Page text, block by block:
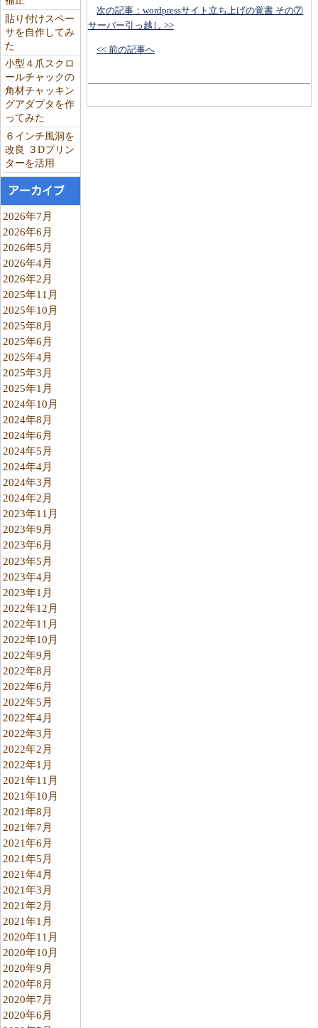
貼り付けスペー
サを自作してみ
た
小型４爪スクロ
ールチャックの
角材チャッキン
グアダプタを作
ってみた
６インチ風洞を
改良 ３Dプリン
ターを活用
アーカイブ
2026年7月
2026年6月
2026年5月
2026年4月
2026年2月
2025年11月
2025年10月
2025年8月
2025年6月
2025年4月
2025年3月
2025年1月
2024年10月
2024年8月
2024年6月
2024年5月
2024年4月
2024年3月
2024年2月
2023年11月
2023年9月
2023年6月
2023年5月
2023年4月
2023年1月
2022年12月
2022年11月
2022年10月
2022年9月
2022年8月
2022年6月
2022年5月
2022年4月
2022年3月
2022年2月
2022年1月
2021年11月
2021年10月
2021年8月
2021年7月
2021年6月
2021年5月
2021年4月
2021年3月
2021年2月
2021年1月
2020年11月
2020年10月
2020年9月
2020年8月
2020年7月
2020年6月
次の記事：wordpressサイト立ち上げの覚書 その⑦
サーバー引っ越し >>
<< 前の記事へ